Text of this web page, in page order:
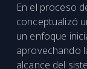
En el proceso
conceptualizó
un enfoque
aprovechando
alcance del